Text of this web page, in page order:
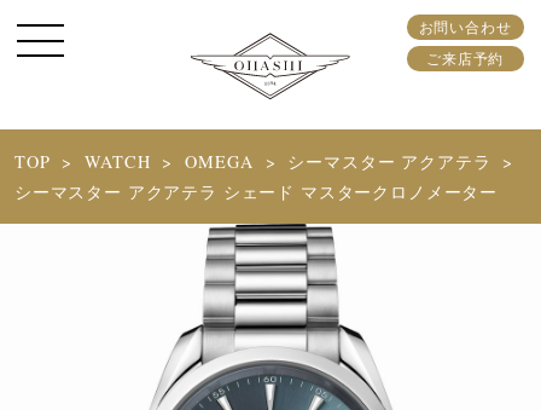
お問い合わせ
ご来店予約
TOP WATCH OMEGA
シーマスター アクアテラ
シーマスター アクアテラ シェー ド マスタークロノメーター